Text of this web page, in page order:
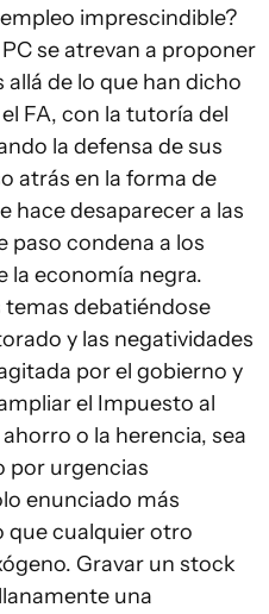
imprescindible?
se atrevan a proponer
allá de lo que han dicho
FA, con la tutoría del
la defensa de sus
atrás en la forma de
hace desaparecer a las
paso condena a los
la economía negra.
temas debatiéndose
y las negatividades
por el gobierno y
el Impuesto al
o la herencia, sea
por urgencias
enunciado más
que cualquier otro
Gravar un stock
una